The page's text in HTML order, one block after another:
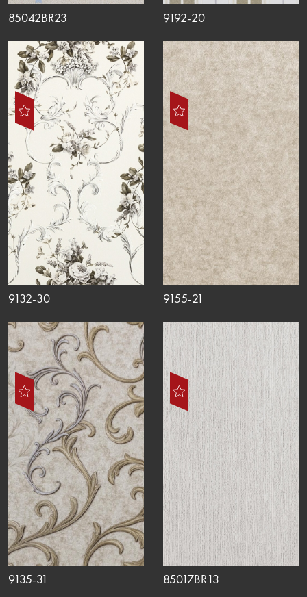
85042BR23 9192-20
9132-30 9155-21
9135-31 85017BR13